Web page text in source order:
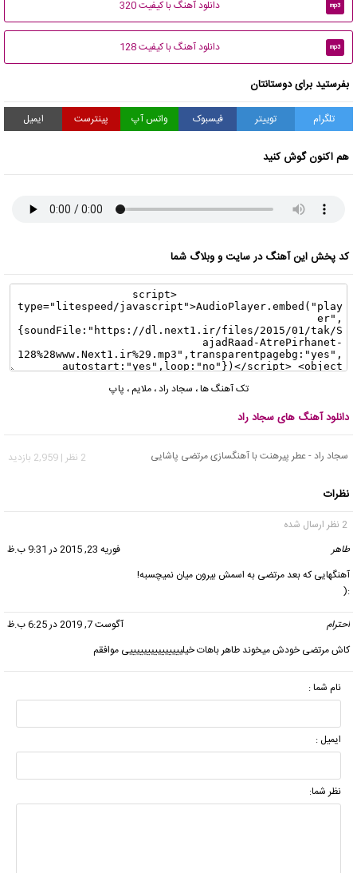
mp3 دانلود آهنگ با کیفیت 320
mp3 دانلود آهنگ با کیفیت 128
بفرستید برای دوستانتان
تلگرام توییتر فیسبوک واتس آپ پینترست ایمیل
هم اکنون گوش کنید
کد پخش این آهنگ در سایت و وبلاگ شما
تک آهنگ ها، سجاد راد،ملایم، پاپ
دانلود آهنگ های سجاد راد
سجاد راد - عطر پیرهنت با آهنگسازی مرتضی پاشایی 2 نظر | 2,959 بازدید
نظرات
2 نظر ارسال شده
طاهر
فوریه 23, 2015 در 9:31 ب.ظ
آهنگهایی که بعد مرتضی به اسمش بیرون میان نمیچسبه!
:(
احترام
آگوست 7, 2019 در 6:25 ب.ظ
کاش مرتضی خودش میخوند طاهر باهات خیلیییییییییییییییی موافقم
نام شما :
ایمیل :
نظر شما: